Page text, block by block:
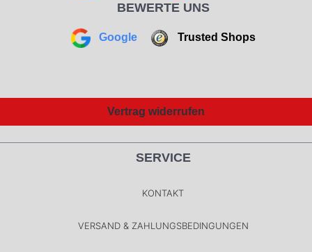
BEWERTE UNS
Google Trusted Shops
Vertrag widerrufen
SERVICE
KONTAKT
VERSAND & ZAHLUNGSBEDINGUNGEN